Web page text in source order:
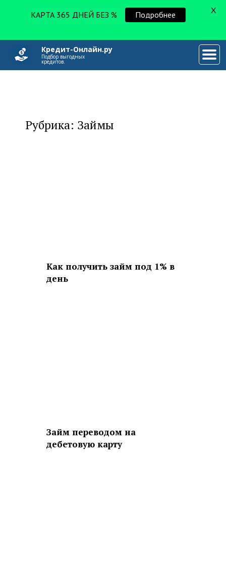
Кредит-Онлайн.ру
Подбор выгодных
кредитов.
###
Рубрика: Займы
Как получить займ под 1% в
день
Займ переводом на
дебетовую карту
КАРТА 365 ДНЕЙ БЕЗ % Подробнее X